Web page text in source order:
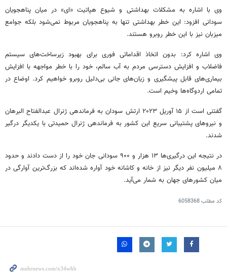
وی با اشاره به مشکلات بهداشتی و شیوع هپاتیت «ای» در میان پناهجویان
سودانی افزود: این خطر بهداشتی تنها به پناهجویان مربوط نمی‌شود بلکه جوامع
میزبان نیز با این خطر روبرو هستند.
وی اشاره کرد: بدون اتخاذ اقداماتی فوری برای بهبود زیرساخت‌های سیستم
فاضلاب و افزایش دسترسی مردم به آب سالم، خود را با خطر مواجهه با افزایش
بیماری‌های قابل پیشگیری و زیان‌های جانی بی‌دلیل روبرو خواهیم کرد. اوضاع در
تمامی اردوگاه‌ها وخیم است.
گفتنی است از ۱۵ آوریل ۲۰۲۳ ارتش سودان به فرماندهی ژنرال عبدالفتاح البرهان
و نیروهای پشتیبانی سریع این کشور به فرماندهی ژنرال حمیدتی با یکدیگر درگیر
شدند.
در نتیجه این درگیری‌ها ۱۳ هزار و ۹۰۰ سودانی جان خود را از دست دادند و حدود
۸ میلیون نفر دیگر نیز از خانه و کاشانه خود آواره شده‌اند که بزرگ‌ترین آوارگی در
میان کشورهای جهان به شمار می‌آید.
کد مطلب6058368